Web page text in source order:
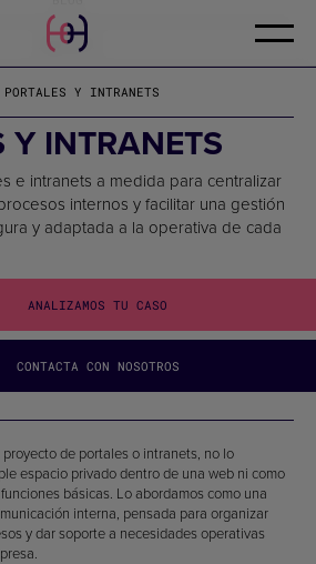
CONTACTO
Y INTRANETS
Y INTRANETS
e intranets a medida para centralizar
internos y facilitar una gestión
y adaptada a la operativa de cada
ANALIZAMOS TU CASO
CONTACTA CON NOSOTROS
de portales o intranets, no lo
espacio privado dentro de una web ni como
básicas. Lo abordamos como una
interna, pensada para organizar
y dar soporte a necesidades operativas